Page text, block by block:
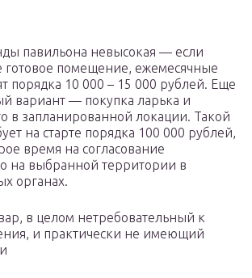
павильона невысокая — если
готовое помещение, ежемесячные
порядка 10 000 – 15 000 рублей. Еще
вариант — покупка ларька и
в запланированной локации. Такой
на старте порядка 100 000 рублей,
время на согласование
на выбранной территории в
органах.
в целом нетребовательный к
и практически не имеющий